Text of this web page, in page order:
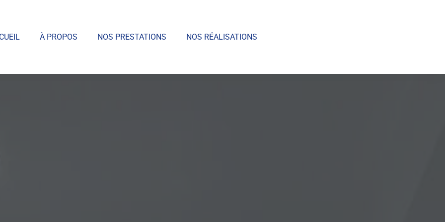
À PROPOS NOS PRESTATIONS NOS RÉALISATIONS